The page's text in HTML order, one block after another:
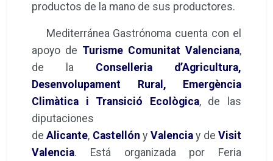
productos de la mano de sus productores.
Mediterránea Gastrónoma cuenta con el
apoyo de Turisme Comunitat Valenciana,
de la Conselleria d’Agricultura,
Desenvolupament Rural, Emergència
Climàtica i Transició Ecològica, de las
diputaciones
deAlicante, Castellón y Valenciay deVisit
Valencia. Está organizada por Feria